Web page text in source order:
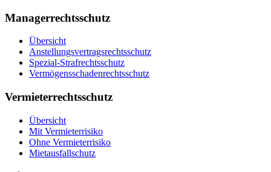
Managerrechtsschutz
Übersicht
Anstellungsvertrags­rechtsschutz
Spezial-Strafrechtsschutz
Vermögensschaden­rechtsschutz
Vermieterrechtsschutz
Übersicht
Mit Vermieterrisiko
Ohne Vermieterrisiko
Mietausfallschutz